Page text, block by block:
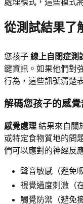
從測試結果了
您孩子 線上自閉症測
鍵資訊。如果他們對
行為，這些訊號清楚
解碼您孩子的感
感覺處理 結果來自關
或特定食物質地的問
們可以應對的神經反
聲音敏感（避免
視覺過度刺激（
觸覺防禦（避免